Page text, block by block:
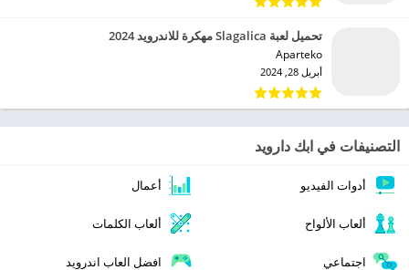
تحميل لعبة Slagalica مهكرة للاندرويد 2024
Aparteko‏
أبريل 28, 2024
التصنيفات في ابك دارويد
أدوات الفيديو أعمال
ألعاب الألواح ألعاب الكلمات
اجتماعي افضل العاب اندرويد